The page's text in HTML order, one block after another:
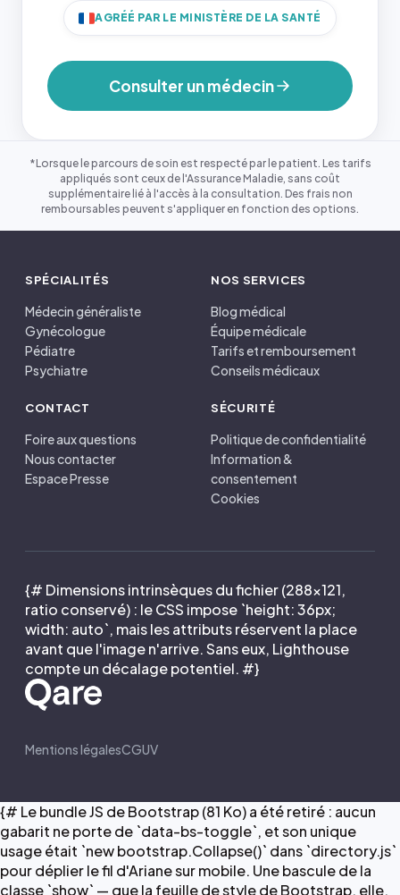
AGRÉÉ PAR LE MINISTÈRE DE LA SANTÉ
Consulter un médecin
*Lorsque le parcours de soin est respecté par le patient. Les tarifs
appliqués sont ceux de l'Assurance Maladie, sans coût
supplémentaire lié à l'accès à la consultation. Des frais non
remboursables peuvent s'appliquer en fonction des options.
SPÉCIALITÉS
Médecin généraliste
Gynécologue
Pédiatre
Psychiatre
NOS SERVICES
Blog médical
Équipe médicale
Tarifs et remboursement
Conseils médicaux
CONTACT
Foire aux questions
Nous contacter
Espace Presse
SÉCURITÉ
Politique de confidentialité
Information &
consentement
Cookies
{# Dimensions intrinsèques du fichier (288×121,
ratio conservé) : le CSS impose `height: 36px;
width: auto`, mais les attributs réservent la place
avant que l'image n'arrive. Sans eux, Lighthouse
compte un décalage potentiel. #}
Mentions légalesCGUV
{# Le bundle JS de Bootstrap (81 Ko) a été retiré : aucun
gabarit ne porte de `data-bs-toggle`, et son unique
usage était `new bootstrap.Collapse()` dans `directory.js`
pour déplier le fil d'Ariane sur mobile. Une bascule de la
classe `show` — que la feuille de style de Bootstrap, elle,